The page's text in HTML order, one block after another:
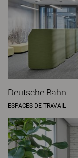
Deutsche Bahn
ESPACES DE TRAVAIL